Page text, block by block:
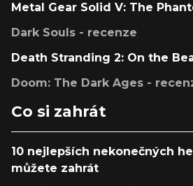
Metal Gear Solid V: The
Dark Souls - recenze
Death Stranding 2: On the
Doom: The Dark Ages -
Co si zahrát
10 nejlepších nekonečných
můžete zahrát